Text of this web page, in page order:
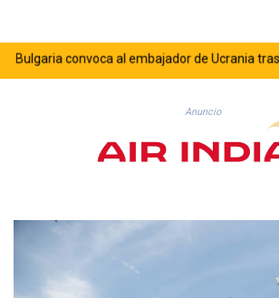
ARS
AUD 1.638747
AZN 1.97002
BAM 1.955776
BBD 2.321671
BDT
BMD 1.156136
convoca al embajador de Ucrania tras
Anuncio